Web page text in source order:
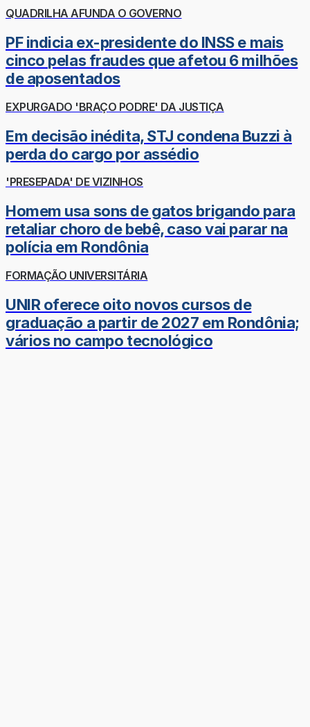
QUADRILHA AFUNDA O GOVERNO
PF indicia ex-presidente do INSS e mais
cinco pelas fraudes que afetou 6 milhões
de aposentados
EXPURGADO 'BRAÇO PODRE' DA JUSTIÇA
Em decisão inédita, STJ condena Buzzi à
perda do cargo por assédio
'PRESEPADA' DE VIZINHOS
Homem usa sons de gatos brigando para
retaliar choro de bebê, caso vai parar na
polícia em Rondônia
FORMAÇÃO UNIVERSITÁRIA
UNIR oferece oito novos cursos de
graduação a partir de 2027 em Rondônia;
vários no campo tecnológico